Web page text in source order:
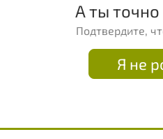
А ты точно
Подтвердите,
Я не